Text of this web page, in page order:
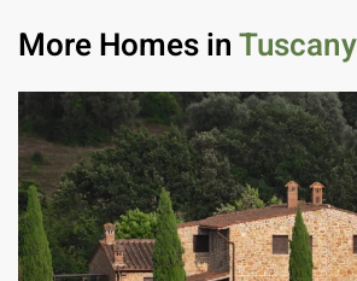
More Homes inTuscany